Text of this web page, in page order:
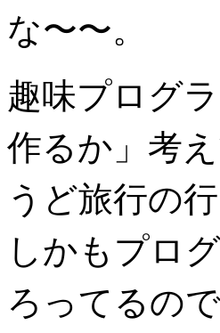
な〜〜。
趣味プログ
作るか」考
うど旅行の
しかもプロ
ろってるの